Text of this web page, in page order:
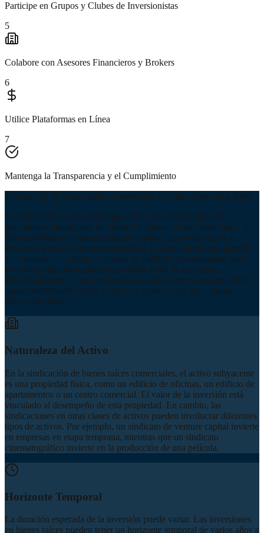
Participe en Grupos y Clubes de Inversionistas
5
Colabore con Asesores Financieros y Brokers
6
Utilice Plataformas en Línea
7
Mantenga la Transparencia y el Cumplimiento
Sindicación de bienes raíces comerciales vs. otras clases de activos
La sindicación es una estrategia común en muchos tipos de
inversiones alternativas, incluidos los bienes raíces comerciales, el
financiamiento de startups (venture capital), el private equity e
incluso la producción cinematográfica. Si bien el principio general
es el mismo —combinar recursos de múltiples inversionistas para
invertir en una oportunidad que estaría fuera de su alcance
individualmente—, los detalles de las sindicaciones pueden variar
considerablemente según la clase de activo. Aquí hay algunas
diferencias clave:
Naturaleza del Activo
En la sindicación de bienes raíces comerciales, el activo subyacente
es una propiedad física, como un edificio de oficinas, un edificio de
apartamentos o un centro comercial. El valor de la inversión está
vinculado al desempeño de esta propiedad. En cambio, las
sindicaciones en otras clases de activos pueden involucrar diferentes
tipos de activos. Por ejemplo, un sindicato de venture capital invierte
en empresas en etapa temprana, mientras que un sindicato
cinematográfico invierte en la producción de una película.
Horizonte Temporal
La duración esperada de la inversión puede variar. Las inversiones
en bienes raíces pueden tener un horizonte temporal de varios años a